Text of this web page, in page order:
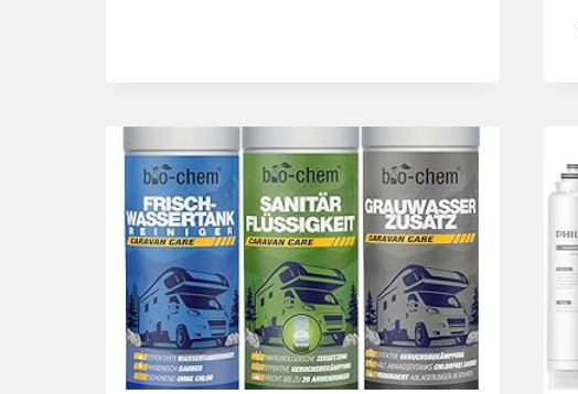
IPX
DUO
S
AUS
EDELSTAHL
MIT
SCHWIMMSCHALTER
I